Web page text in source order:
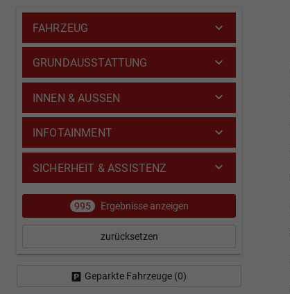
FAHRZEUG
GRUNDAUSSTATTUNG
INNEN & AUSSEN
INFOTAINMENT
SICHERHEIT & ASSISTENZ
995 Ergebnisse anzeigen
zurücksetzen
Geparkte Fahrzeuge (0)